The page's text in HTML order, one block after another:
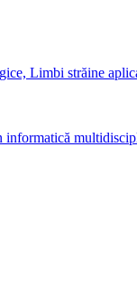
Limbi străine
informatică